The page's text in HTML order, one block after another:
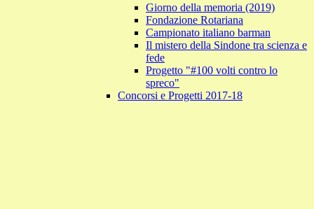
Giorno della memoria (2019)
Fondazione Rotariana
Campionato italiano barman
Il mistero della Sindone tra scienza e
fede
Progetto "#100 volti contro lo
spreco"
Concorsi e Progetti 2017-18